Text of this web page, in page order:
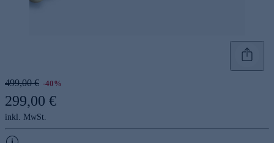
499,00 € -40%
299,00 €
inkl. MwSt.